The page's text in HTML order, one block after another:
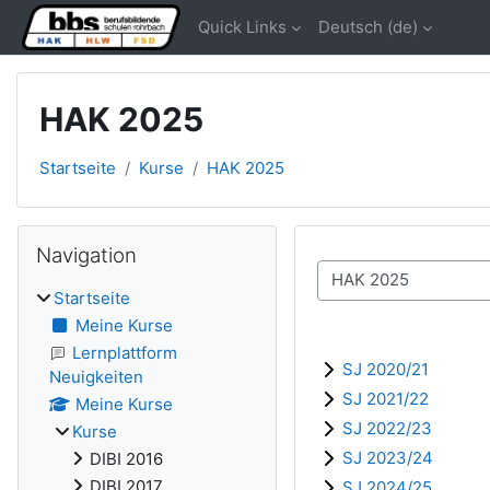
Zum Hauptinhalt
Quick Links Deutsch ‎(de)‎
HAK 2025
Startseite Kurse HAK 2025
Kursbereiche
SJ 2020/21
SJ 2021/22
SJ 2022/23
SJ 2023/24
Blöcke
Navigation
Startseite
Meine Kurse
Lernplattform
Neuigkeiten
Meine Kurse
Kurse
DIBI 2016